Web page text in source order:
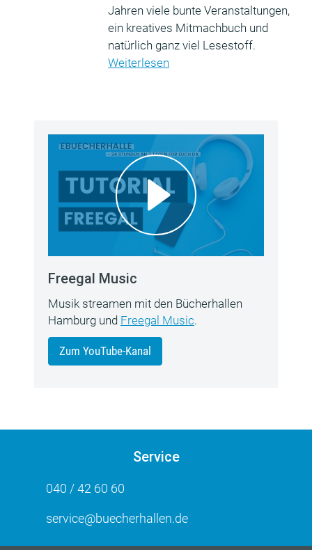
Jahren viele bunte Veranstaltungen,
ein kreatives Mitmachbuch und
natürlich ganz viel Lesestoff.
Weiterlesen
Freegal Music
Musik streamen mit den Bücherhallen
Hamburg und Freegal Music.
Zum YouTube-Kanal
Service
040 / 42 60 60
service@buecherhallen.de